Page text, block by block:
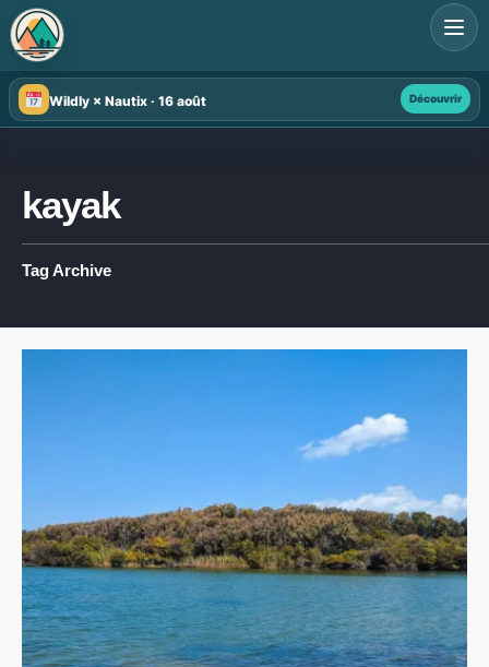
Wildly × Nautix · 16 août Découvrir
kayak
Tag Archive
Search
for: